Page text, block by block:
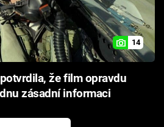
14
že film opravdu
zásadní informaci